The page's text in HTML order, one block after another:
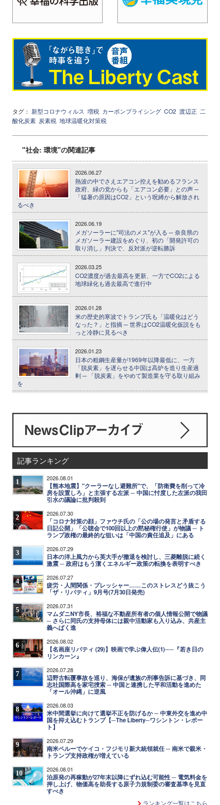
タグ： 新型コロナウィルス 増税 カーボンプライシング CO2 渡辺正 二
酸化炭素 炭素税 地球温暖化対策税
"社会: 環境"の関連記事
2026.06.27
熱波の中でさえエアコン控えを勧めるフランス
政府、緑の党からも「エアコン必要」との声 ─
「猛暑の原因はCO2」という呪縛から解放され
るべき
2026.06.19
メガソーラーに"司法のメス"が入る ─ 奈良県の
メガソーラー建設をめぐり、初の「開発許可の
取り消し」判決で、反対派が逆転勝訴
2026.03.25
CO2濃度が過去最高を更新、一方でCO2による
地球緑化も過去最高で進行中
2026.01.28
米の歴史的寒波でトランプ氏も「温暖化はどう
なった？」と指摘 ─ 世界はCO2温暖化仮説をも
っと冷静に見るべき
2026.01.23
日本の粗鋼生産量が1969年以降最低に、一方
「脱炭素」を遅らせる中国は高炉を造り生産過
剰 ─ 「脱炭素」をやめて製造業を守る取り組み
を
記事ランキング
1 2026.08.01
【熊本地震】"クーラーなし避難所"で、「防衛費を削って冷
房を設置しろ」と主張する左派 ─ 中国に忖度した左派の我田
引水の議論に批判殺到
2 2026.07.30
「コロナ対策の顔」ファウチ氏の「公の場の発言と矛盾する
日記公開」「公聴会で100回以上の黙秘権行使」が物議 ─ ト
ランプ政権の最終的な狙いは「中国の責任追及」にある
3 2026.07.29
日本の洋上風力から英大手が撤退を検討し、三菱離脱に続く
激震 ─ 政府はもう潔くエネルギー政策の転換を表明すべき
4 2026.07.27
疲労・人間関係・プレッシャー……このストレスどう抜こう
「ザ・リバティ」9月号(7月30日発売)
5 2026.07.31
マムダニNY市長、裕福な不動産所有者の個人情報公開で物議
─ さらに同氏の支持母体には親中活動家も入り込み、共産主
義へばく進
6 2026.08.02
【名画座リバティ (29)】映画で学ぶ偉人伝(1)──『若き日の
リンカーン』
7 2026.07.28
辺野古転覆事故を巡り、海保が遺族の刑事告訴に基づき、同
志社国際高を家宅捜索 ─ 中国と連携した平和活動を進めた
「オール沖縄」に逆風
8 2026.08.03
米中間選挙に向けて選挙不正を防げるか ─ 中東外交を進め中
国を抑え込むトランプ【─The Liberty─ワシントン・レポー
ト】
9 2026.07.29
南米ペルーでケイコ・フジモリ新大統領就任 ─ 南米で親米・
トランプ支持政権が増えている
10 2026.08.01
泊原発の再稼動が27年末以降にずれ込む可能性 ─ 電気料金を
押し上げ、物価高を助長する原子力規制委の審査基準を見直
すべき
ランキング一覧はこちら